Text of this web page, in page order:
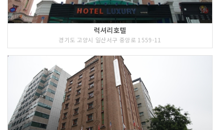
럭셔리호텔
경기도 고양시 일산서구 중앙로 1559-11